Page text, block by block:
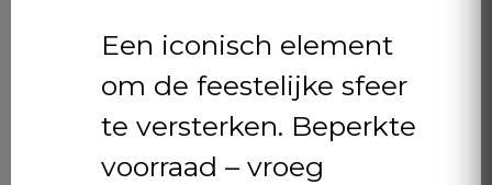
Een iconisch element
om de feestelijke sfeer
te versterken. Beperkte
voorraad – vroeg